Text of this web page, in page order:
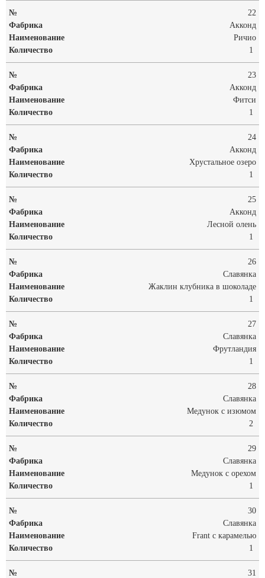
22
Акконд
Ричио
1
23
Акконд
Фитси
1
24
Акконд
Хрустальное озеро
1
25
Акконд
Лесной олень
1
26
Славянка
Жаклин клубника в шоколаде
1
27
Славянка
Фрутландия
1
28
Славянка
Медунок с изюмом
2
29
Славянка
Медунок с орехом
1
30
Славянка
Frant с карамелью
1
31